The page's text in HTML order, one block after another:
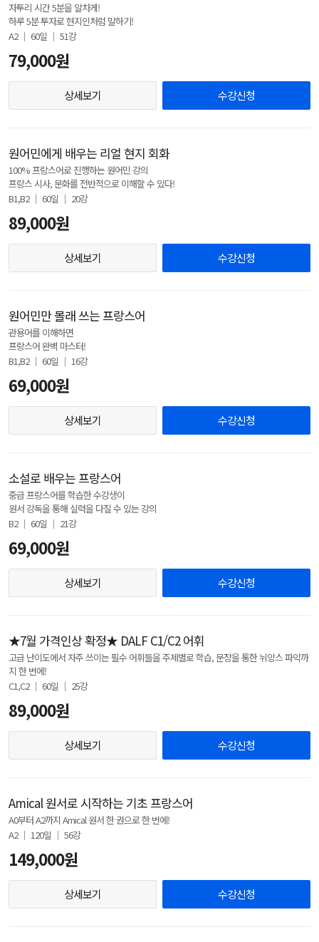
자투리 시간 5분을 알차게!
하루 5분 투자로 현지인처럼 말하기!
A2 │ 60일 │ 51강
79,000원
상세보기 수강신청
원어민에게 배우는 리얼 현지 회화
100% 프랑스어로 진행하는 원어민 강의
프랑스 시사, 문화를 전반적으로 이해할 수 있다!
B1,B2 │ 60일 │ 20강
89,000원
상세보기 수강신청
원어민만 몰래 쓰는 프랑스어
관용어를 이해하면
프랑스어 완벽 마스터!
B1,B2 │ 60일 │ 16강
69,000원
상세보기 수강신청
소설로 배우는 프랑스어
중급 프랑스어를 학습한 수강생이
원서 강독을 통해 실력을 다질 수 있는 강의
B2 │ 60일 │ 21강
69,000원
상세보기 수강신청
★7월 가격인상 확정★ DALF C1/C2 어휘
고급 난이도에서 자주 쓰이는 필수 어휘들을 주제별로 학습, 문장을 통한 뉘앙스 파악까
지 한 번에!
C1,C2 │ 60일 │ 25강
89,000원
상세보기 수강신청
Amical 원서로 시작하는 기초 프랑스어
A0부터 A2까지 Amical 원서 한 권으로 한 번에!
A2 │ 120일 │ 56강
149,000원
상세보기 수강신청